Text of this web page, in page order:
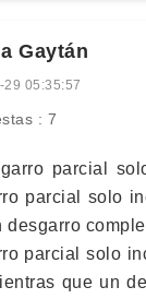
Gaytán
05:35:57
: 7
parcial
parcial solo
desgarro
parcial solo
que un